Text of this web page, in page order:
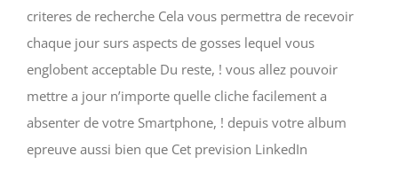
criteres de recherche Cela vous permettra de recevoir
chaque jour surs aspects de gosses lequel vous
englobent acceptable Du reste, ! vous allez pouvoir
mettre a jour n’importe quelle cliche facilement a
absenter de votre Smartphone, ! depuis votre album
epreuve aussi bien que Cet prevision LinkedIn